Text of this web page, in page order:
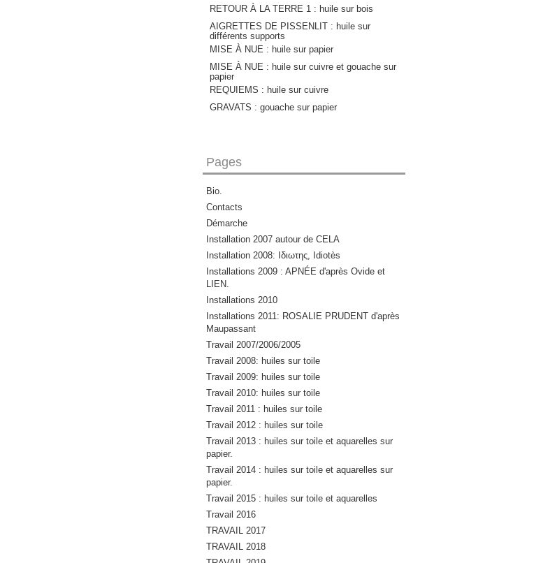
RETOUR À LA TERRE 1 : huile sur bois
AIGRETTES DE PISSENLIT : huile sur
différents supports
MISE À NUE : huile sur papier
MISE À NUE : huile sur cuivre et gouache sur
papier
REQUIEMS : huile sur cuivre
GRAVATS : gouache sur papier
Pages
Bio.
Contacts
Démarche
Installation 2007 autour de CELA
Installation 2008: Ιδιωτης, Idiotès
Installations 2009 : APNÉE d'après Ovide et
LIEN.
Installations 2010
Installations 2011: ROSALIE PRUDENT d'après
Maupassant
Travail 2007/2006/2005
Travail 2008: huiles sur toile
Travail 2009: huiles sur toile
Travail 2010: huiles sur toile
Travail 2011 : huiles sur toile
Travail 2012 : huiles sur toile
Travail 2013 : huiles sur toile et aquarelles sur
papier.
Travail 2014 : huiles sur toile et aquarelles sur
papier.
Travail 2015 : huiles sur toile et aquarelles
Travail 2016
TRAVAIL 2017
TRAVAIL 2018